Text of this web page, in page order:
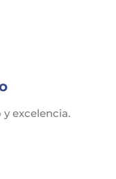
excelencia.